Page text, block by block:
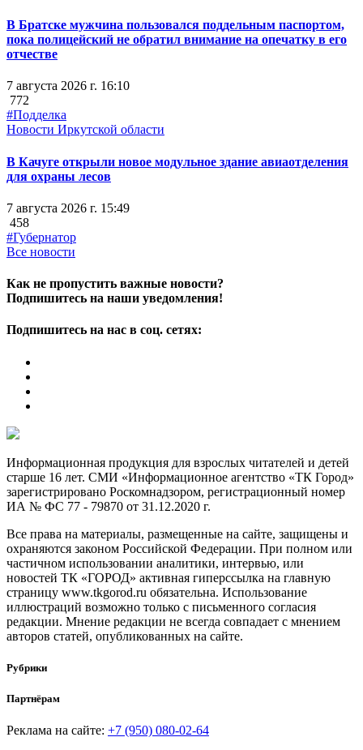
В Братске мужчина пользовался поддельным паспортом,
пока полицейский не обратил внимание на опечатку в его
отчестве
7 августа 2026 г. 16:10
772
#Подделка
Новости Иркутской области
В Качуге открыли новое модульное здание авиаотделения
для охраны лесов
7 августа 2026 г. 15:49
458
#Губернатор
Все новости
Как не пропустить важные новости?
Подпишитесь на наши уведомления!
Подпишитесь на нас в соц. сетях:
Информационная продукция для взрослых читателей и детей
старше 16 лет. СМИ «Информационное агентство «ТК Город»
зарегистрировано Роскомнадзором, регистрационный номер
ИА № ФС 77 - 79870 от 31.12.2020 г.
Все права на материалы, размещенные на сайте, защищены и
охраняются законом Российской Федерации. При полном или
частичном использовании аналитики, интервью, или
новостей ТК «ГОРОД» активная гиперссылка на главную
страницу www.tkgorod.ru обязательна. Использование
иллюстраций возможно только с письменного согласия
редакции. Мнение редакции не всегда совпадает с мнением
авторов статей, опубликованных на сайте.
Рубрики
Партнёрам
Реклама на сайте: +7 (950) 080-02-64